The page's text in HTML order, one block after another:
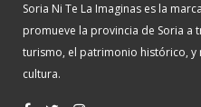
Soria Ni Te La Imaginas es la
promueve la provincia de Soria a
turismo, el patrimonio histórico, y
cultura.